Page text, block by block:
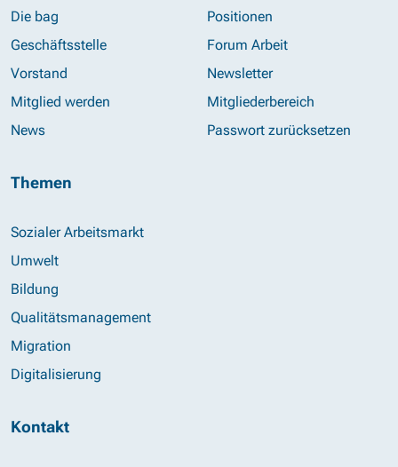
Die bag
Geschäftsstelle
Vorstand
Mitglied werden
News
Positionen
Forum Arbeit
Newsletter
Mitgliederbereich
Passwort zurücksetzen
Themen
Sozialer Arbeitsmarkt
Umwelt
Bildung
Qualitätsmanagement
Migration
Digitalisierung
Kontakt